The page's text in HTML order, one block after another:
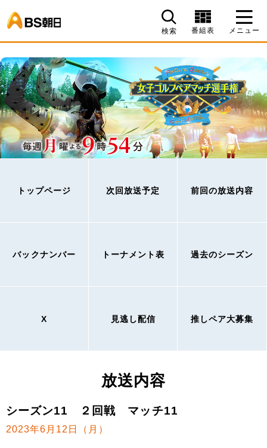
検索 番組表 メニュー
トップページ 次回放送予定 前回の放送内容
バックナンバー トーナメント表 過去のシーズン
X 見逃し配信 推しペア大募集
放送内容
シーズン11 ２回戦 マッチ11
2023年6月12日（月）